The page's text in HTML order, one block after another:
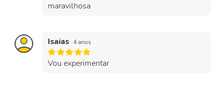
maravilhosa
Isaias 4 anos
Vou experimentar